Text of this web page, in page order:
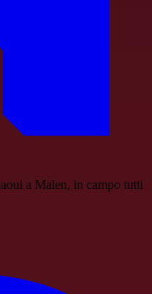
a Malen, in campo tutti